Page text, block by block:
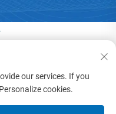
Huayu Carton
our services. If you
cookies.